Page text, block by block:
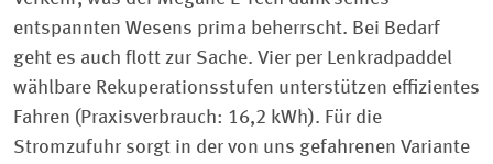
entspannten Wesens prima beherrscht. Bei Bedarf
geht es auch flott zur Sache. Vier per Lenkradpaddel
wählbare Rekuperationsstufen unterstützen effizientes
Fahren (Praxisverbrauch: 16,2 kWh). Für die
Stromzufuhr sorgt in der von uns gefahrenen Variante